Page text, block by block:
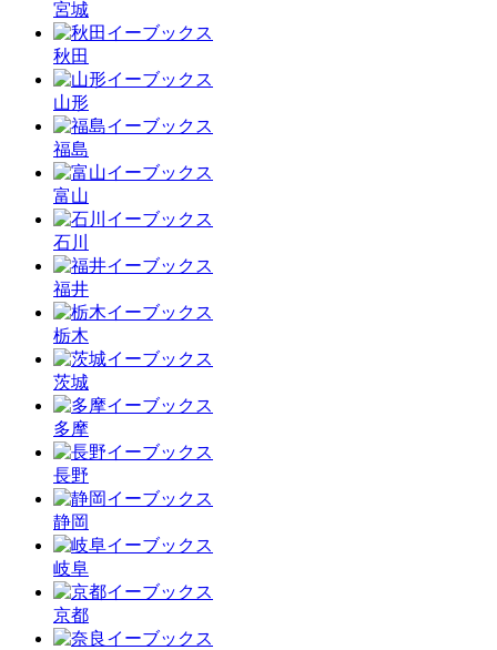
宮城
秋田
山形
福島
富山
石川
福井
栃木
茨城
多摩
長野
静岡
岐阜
京都